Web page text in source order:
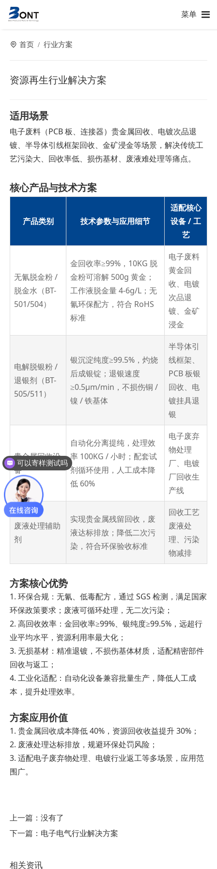
菜单
首页 / 行业方案
资源再生行业解决方案
适用场景
电子废料（PCB 板、连接器）贵金属回收、电镀次品退
镀、半导体引线框架回收、金矿浸金等场景，解决传统工
艺污染大、回收率低、损伤基材、废液难处理等痛点。
核心产品与技术方案
产品类别 技术参数与应用细节
适配核心
设备 / 工
艺
无氰脱金粉 /
脱金水（BT-
501/504）
金回收率≥99%，10KG 脱
金粉可溶解 500g 黄金；
工作液脱金量 4-6g/L；无
氰环保配方，符合 RoHS
标准
电子废料
黄金回
收、电镀
次品退
镀、金矿
浸金
电解脱银粉 /
退银剂（BT-
505/511）
银沉淀纯度≥99.5%，灼烧
后成银锭；退银速度
≥0.5μm/min，不损伤铜 /
镍 / 铁基体
半导体引
线框架、
PCB 板银
回收、电
镀挂具退
银
贵金属回收设
备
自动化分离提纯，处理效
率 100KG / 小时；配套试
剂循环使用，人工成本降
低 60%
电子废弃
物处理
厂、电镀
厂回收生
产线
废液处理辅助
剂
实现贵金属残留回收，废
液达标排放；降低二次污
染，符合环保验收标准
回收工艺
废液处
理、污染
物减排
方案核心优势
1. 环保合规：无氰、低毒配方，通过 SGS 检测，满足国家
环保政策要求；废液可循环处理，无二次污染；
2. 高回收效率：金回收率≥99%、银纯度≥99.5%，远超行
业平均水平，资源利用率最大化；
3. 无损基材：精准退镀，不损伤基体材质，适配精密部件
回收与返工；
4. 工业化适配：自动化设备兼容批量生产，降低人工成
本，提升处理效率。
方案应用价值
1. 贵金属回收成本降低 40%，资源回收收益提升 30%；
2. 废液处理达标排放，规避环保处罚风险；
3. 适配电子废弃物处理、电镀行业返工等多场景，应用范
围广。
上一篇： 没有了
下一篇： 电子电气行业解决方案
相关资讯
可以寄样测试吗